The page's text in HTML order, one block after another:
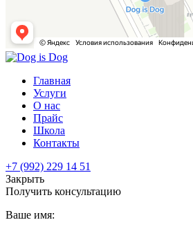
Главная
Услуги
О нас
Прайс
Школа
Контакты
+7 (992) 229 14 51
Закрыть
Получить консультацию
Ваше имя: